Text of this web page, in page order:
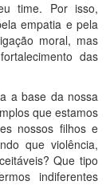
time. Por isso,
empatia e pela
moral, mas
das
a base da nossa
que estamos
nossos filhos e
que violência,
Que tipo
indiferentes